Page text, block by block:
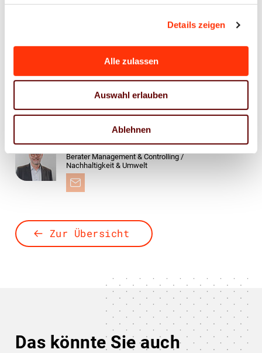
Details zeigen
Alle zulassen
Auswahl erlauben
Ablehnen
Informationen unter:www.agrapa.de .
Jens Meyer
Geschäftsführer
Gerald Walther
Berater Management & Controlling /
Nachhaltigkeit & Umwelt
Zur Übersicht
Das könnte Sie auch